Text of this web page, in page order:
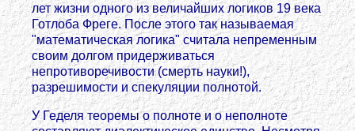
лет жизни одного из величайших логиков 19 века
Готлоба Фреге. После этого так называемая
"математическая логика" считала непременным
своим долгом придерживаться
непротиворечивости (смерть науки!),
разрешимости и спекуляции полнотой.
У Геделя теоремы о полноте и о неполноте